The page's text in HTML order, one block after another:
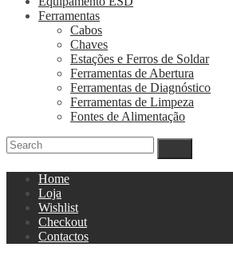
Ferramentas
Cabos
Chaves
Estações e Ferros de Soldar
Ferramentas de Abertura
Ferramentas de Diagnóstico
Ferramentas de Limpeza
Fontes de Alimentação
Home
Loja
Wishlist
Checkout
Contactos